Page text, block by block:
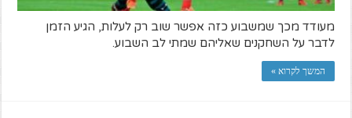
מעודד מכך שמשבוע כזה אפשר שוב רק לעלות, הגיע הזמן
לדבר על השחקנים שאליהם שמתי לב השבוע.
המשך לקרוא »